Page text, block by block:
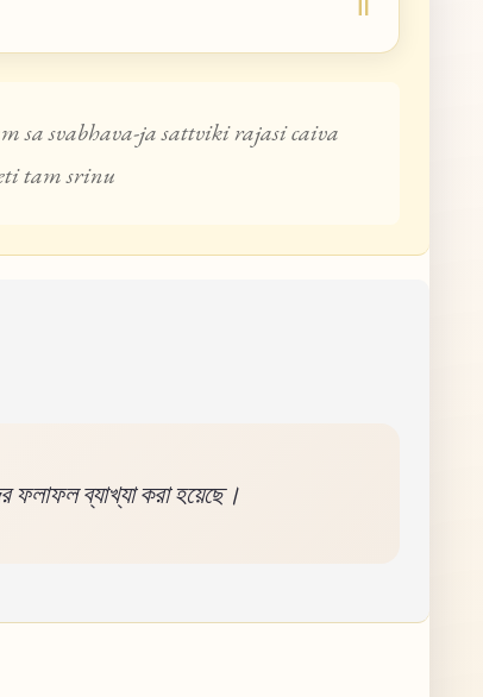
sa svabhava-ja sattviki rajasi caiva
tam srinu
ফলাফল ব্যাখ্যা করা হয়েছে।